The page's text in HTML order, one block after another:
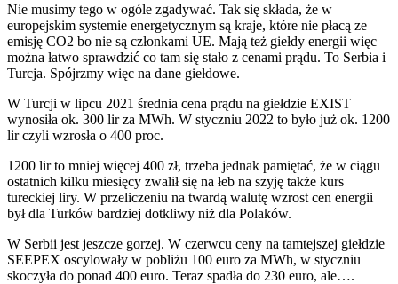
Nie musimy tego w ogóle zgadywać. Tak się składa, że w
europejskim systemie energetycznym są kraje, które nie płacą ze
emisję CO2 bo nie są członkami UE. Mają też giełdy energii więc
można łatwo sprawdzić co tam się stało z cenami prądu. To Serbia i
Turcja. Spójrzmy więc na dane giełdowe.
W Turcji w lipcu 2021 średnia cena prądu na giełdzie EXIST
wynosiła ok. 300 lir za MWh. W styczniu 2022 to było już ok. 1200
lir czyli wzrosła o 400 proc.
1200 lir to mniej więcej 400 zł, trzeba jednak pamiętać, że w ciągu
ostatnich kilku miesięcy zwalił się na łeb na szyję także kurs
tureckiej liry. W przeliczeniu na twardą walutę wzrost cen energii
był dla Turków bardziej dotkliwy niż dla Polaków.
W Serbii jest jeszcze gorzej. W czerwcu ceny na tamtejszej giełdzie
SEEPEX oscylowały w pobliżu 100 euro za MWh, w styczniu
skoczyła do ponad 400 euro. Teraz spadła do 230 euro, ale….